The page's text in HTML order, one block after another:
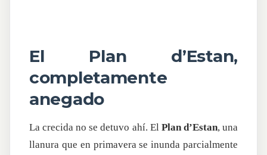
El Plan d’Estan,
completamente
anegado
La crecida no se detuvo ahí. El Plan d’Estan, una
llanura que en primavera se inunda parcialmente